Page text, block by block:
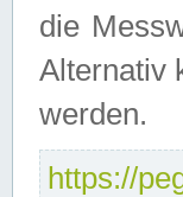
die
Alternativ
werden.
https://